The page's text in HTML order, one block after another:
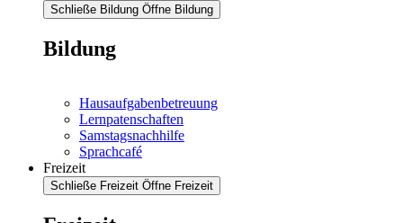
Schließe Bildung Öffne Bildung
Bildung
Hausaufgabenbetreuung
Lernpatenschaften
Samstagsnachhilfe
Sprachcafé
Freizeit
Schließe Freizeit Öffne Freizeit